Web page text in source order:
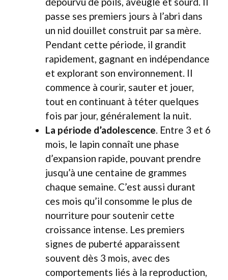
passe ses premiers jours à l’abri dans
un nid douillet construit par sa mère.
Pendant cette période, il grandit
rapidement, gagnant en indépendance
et explorant son environnement. Il
commence à courir, sauter et jouer,
tout en continuant à téter quelques
fois par jour, généralement la nuit.
La période d’adolescence. Entre 3 et 6
mois, le lapin connaît une phase
d’expansion rapide, pouvant prendre
jusqu’à une centaine de grammes
chaque semaine. C’est aussi durant
ces mois qu’il consomme le plus de
nourriture pour soutenir cette
croissance intense. Les premiers
signes de puberté apparaissent
souvent dès 3 mois, avec des
comportements liés à la reproduction,